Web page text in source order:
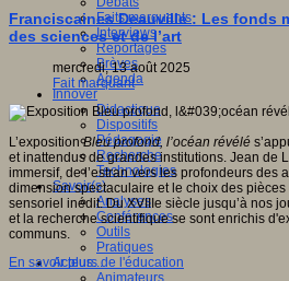
Faits marquants
Interviews
Reportages
Brèves
Agenda
Innover
Didactique
Dispositifs
Pédagogie
Recherche
Technologies
Savoir(s)
Analyses
Conférences
Outils
Pratiques
Acteurs de l'éducation
Animateurs
Franciscaines Deauville : Les fonds
des sciences et de l’art
mercredi, 13 août 2025
Fait marquant
L’expositionBleu profond, l’océan révélé
et inattendus de grandes institutions. Jean de
immersif, de l’estran vers les profondeurs des
dimension spectaculaire et le choix des
sensoriel inédit. Du XVIIIe siècle jusqu’à nos
et la recherche scientifique se sont enrichis
communs.
En savoir plus...